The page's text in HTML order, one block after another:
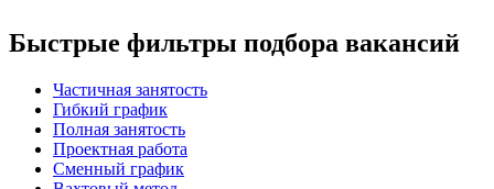
Быстрые фильтры подбора вакансий
Частичная занятость
Гибкий график
Полная занятость
Проектная работа
Сменный график